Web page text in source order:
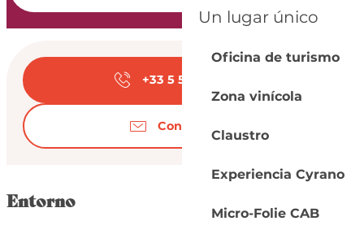
Un lugar único
Oficina de turismo
Zona vinícola
Claustro
Experiencia Cyrano
Micro-Folie CAB
Horarios y datos
+33 5 53 57 03
Contáctenos
Entorno